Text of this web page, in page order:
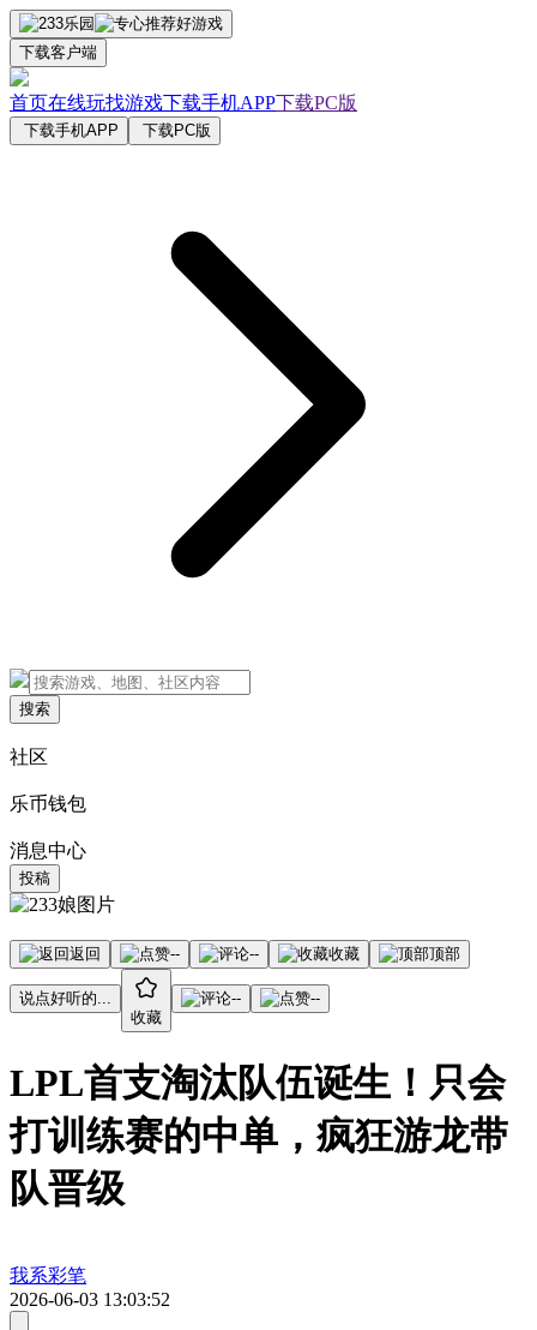
下载客户端
首页在线玩找游戏下载手机APP下载PC版
下载手机APP 下载PC版
搜索
社区
乐币钱包
消息中心
投稿
返回 -- -- 收藏 顶部
说点好听的...
收藏
-- --
LPL首支淘汰队伍诞生！只会
打训练赛的中单，疯狂游龙带
队晋级
我系彩笔
2026-06-03 13:03:52